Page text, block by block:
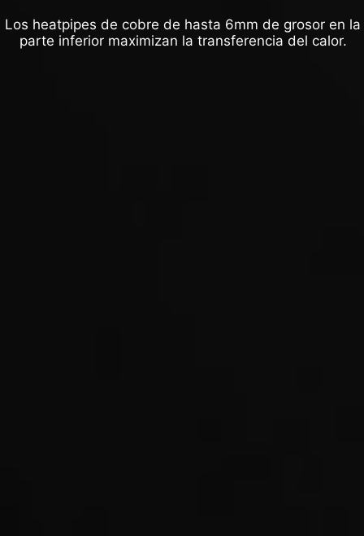
Los heatpipes de cobre de hasta 6mm de grosor en la
parte inferior maximizan la transferencia del calor.